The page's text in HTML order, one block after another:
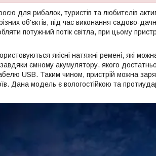
для рибалок, туристів та любителів
об'єктів, під час виконання садово-
потужний потік світла, при цьому
якісні натяжні ремені, які
ємному акумулятору, якого
USB. Таким чином, пристрій можна
Дана модель є вологостійкою та